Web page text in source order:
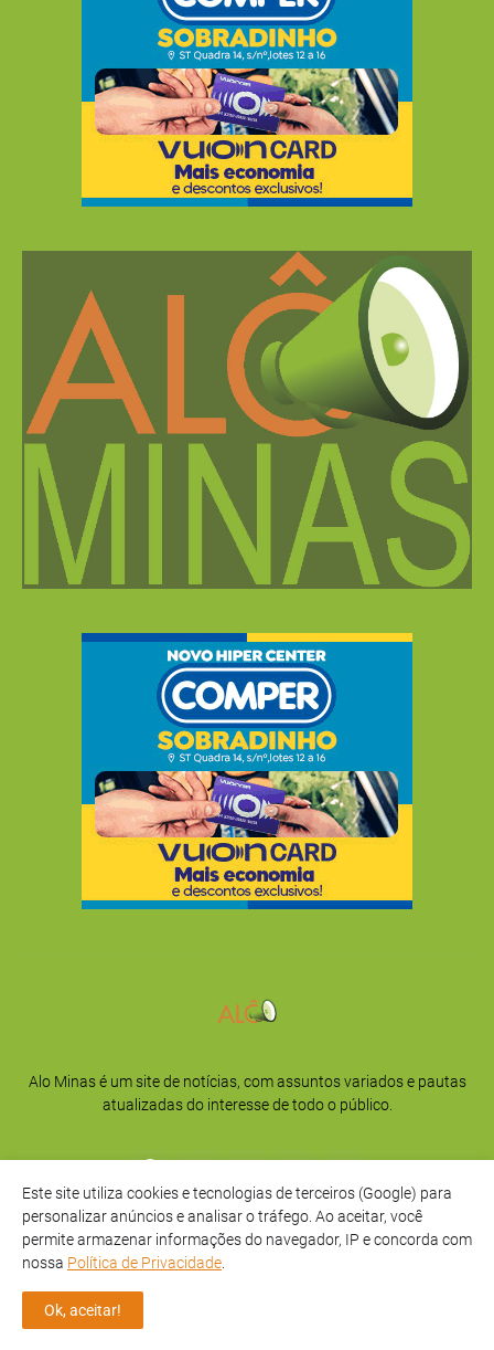
Alo Minas é um site de notícias, com assuntos variados e pautas
atualizadas do interesse de todo o público.
Início Sobre
Este site utiliza cookies e tecnologias de terceiros (Google) para
personalizar anúncios e analisar o tráfego. Ao aceitar, você
permite armazenar informações do navegador, IP e concorda com
nossa Política de Privacidade
Ok, aceitar!